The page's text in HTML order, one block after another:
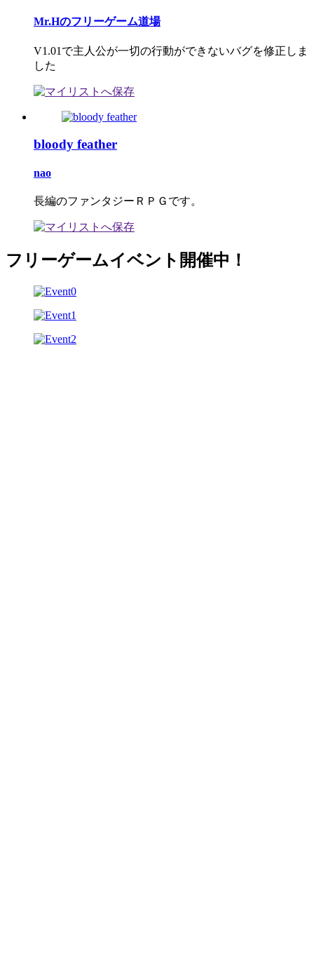
Mr.Hのフリーゲーム道場
V1.01で主人公が一切の行動ができないバグを修正しま
した
bloody feather
nao
長編のファンタジーＲＰＧです。
フリーゲームイベント開催中！